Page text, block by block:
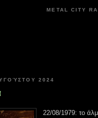
METAL CITY
2024
22/08/1979: το